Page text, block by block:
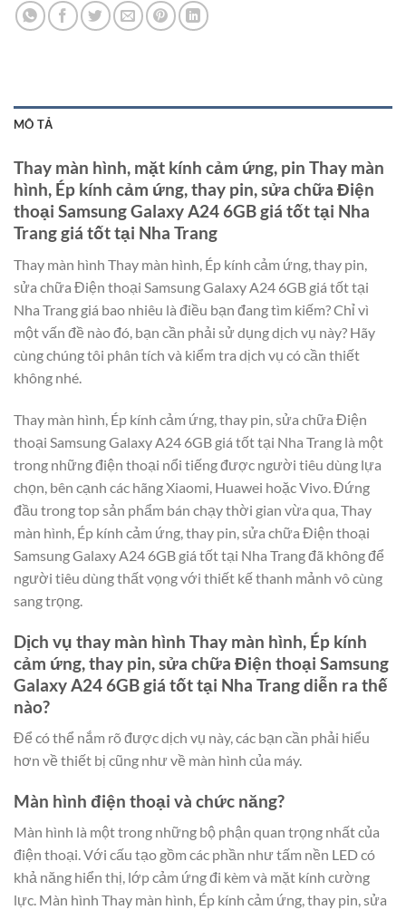
MÔ TẢ
Thay màn hình, mặt kính cảm ứng, pin Thay màn
hình, Ép kính cảm ứng, thay pin, sửa chữa Điện
thoại Samsung Galaxy A24 6GB giá tốt tại Nha
Trang giá tốt tại Nha Trang
Thay màn hình Thay màn hình, Ép kính cảm ứng, thay pin,
sửa chữa Điện thoại Samsung Galaxy A24 6GB giá tốt tại
Nha Trang giá bao nhiêu là điều bạn đang tìm kiếm? Chỉ vì
một vấn đề nào đó, bạn cần phải sử dụng dịch vụ này? Hãy
cùng chúng tôi phân tích và kiểm tra dịch vụ có cần thiết
không nhé.
Thay màn hình, Ép kính cảm ứng, thay pin, sửa chữa Điện
thoại Samsung Galaxy A24 6GB giá tốt tại Nha Trang là một
trong những điện thoại nổi tiếng được người tiêu dùng lựa
chọn, bên cạnh các hãng Xiaomi, Huawei hoặc Vivo. Đứng
đầu trong top sản phẩm bán chạy thời gian vừa qua, Thay
màn hình, Ép kính cảm ứng, thay pin, sửa chữa Điện thoại
Samsung Galaxy A24 6GB giá tốt tại Nha Trang đã không để
người tiêu dùng thất vọng với thiết kế thanh mảnh vô cùng
sang trọng.
Dịch vụ thay màn hình Thay màn hình, Ép kính
cảm ứng, thay pin, sửa chữa Điện thoại Samsung
Galaxy A24 6GB giá tốt tại Nha Trang diễn ra thế
nào?
Để có thể nắm rõ được dịch vụ này, các bạn cần phải hiểu
hơn về thiết bị cũng như về màn hình của máy.
Màn hình điện thoại và chức năng?
Màn hình là một trong những bộ phận quan trọng nhất của
điện thoại. Với cấu tạo gồm các phần như tấm nền LED có
khả năng hiển thị, lớp cảm ứng đi kèm và mặt kính cường
lực. Màn hình Thay màn hình, Ép kính cảm ứng, thay pin, sửa